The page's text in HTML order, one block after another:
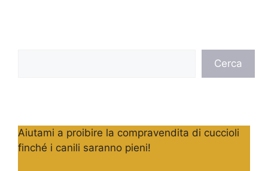
Cerca
Aiutami a proibire la compravendita di cuccioli
finché i canili saranno pieni!